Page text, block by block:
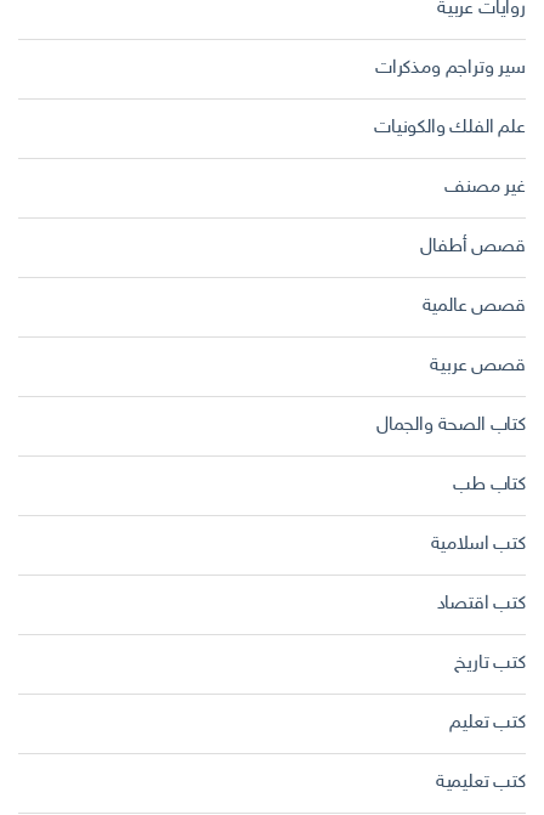
روايات عربية
سير وتراجم ومذكرات
علم الفلك والكونيات
غير مصنف
قصص أطفال
قصص عالمية
قصص عربية
كتاب الصحة والجمال
كتاب طب
كتب اسلامية
كتب اقتصاد
كتب تاريخ
كتب تعليم
كتب تعليمية